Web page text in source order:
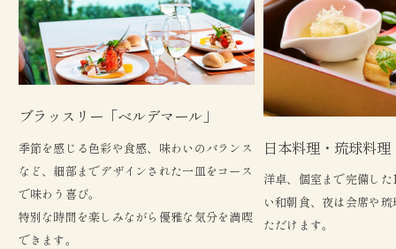
ブラッスリー「ベルデマール」
季節を感じる色彩や食感、味わいのバランス
など、細部までデザインされた一皿をコース
で味わう喜び。
特別な時間を楽しみながら優雅な気分を満喫
できます。
日本料理・琉球料
洋卓、個室まで完備し
い和朝食、夜は会席や
ただけます。